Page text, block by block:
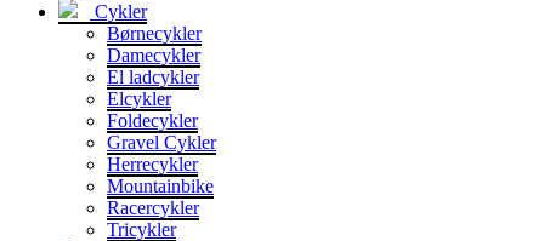
Cykler
Børnecykler
Damecykler
El ladcykler
Elcykler
Foldecykler
Gravel Cykler
Herrecykler
Mountainbike
Racercykler
Tricykler